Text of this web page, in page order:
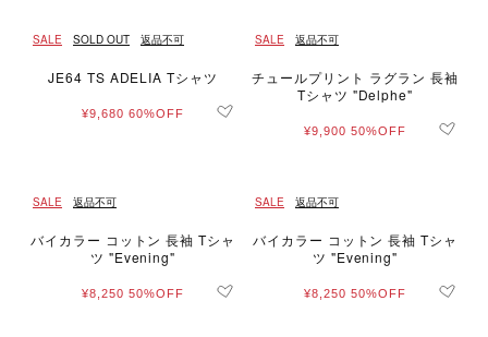
SALE SOLD OUT 返品不可
JE64 TS ADELIA Tシャツ
¥9,680 60%OFF
SALE 返品不可
チュールプリント ラグラン 長袖
Tシャツ "Delphe"
¥9,900 50%OFF
SALE 返品不可
バイカラー コットン 長袖 Tシャ
ツ "Evening"
¥8,250 50%OFF
SALE 返品不可
バイカラー コットン 長袖 Tシャ
ツ "Evening"
¥8,250 50%OFF